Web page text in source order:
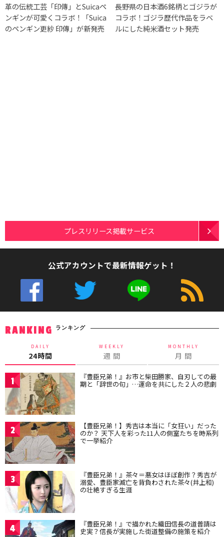
革の伝統工芸「印傳」とSuicaペ
ンギンが可愛くコラボ！「Suica
のペンギン更紗 印傳」が新発売
長野県の日本酒6銘柄とゴジラが
コラボ！ゴジラ歴代作品をラベ
ルにした純米酒セット発売
プレスリリース掲載サービス
公式アカウントで最新情報ゲット！
RANKING ランキング
DAILY
24時間
WEEKLY
週 間
MONTHLY
月 間
1 『豊臣兄弟！』お市と柴田勝家、自刃しての最
期と「辞世の句」…運命を共にした２人の悲劇
2 【豊臣兄弟！】秀吉は本当に「女狂い」だった
のか？ 天下人を彩った11人の側室たちを時系列
で一挙紹介
3 『豊臣兄弟！』茶々＝悪女はほぼ創作？秀吉が
溺愛、豊臣家滅亡を背負わされた茶々(井上和)
の壮絶すぎる生涯
4 『豊臣兄弟！』で描かれた織田信長の道普請は
史実？信長が実施した街道整備の施策を紹介